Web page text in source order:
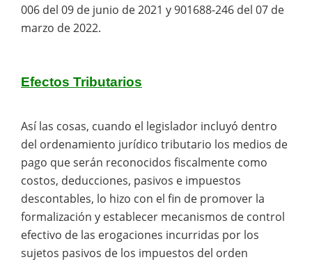
006 del 09 de junio de 2021 y 901688-246 del 07 de
marzo de 2022.
Efectos Tributarios
Así las cosas, cuando el legislador incluyó dentro
del ordenamiento jurídico tributario los medios de
pago que serán reconocidos fiscalmente como
costos, deducciones, pasivos e impuestos
descontables, lo hizo con el fin de promover la
formalización y establecer mecanismos de control
efectivo de las erogaciones incurridas por los
sujetos pasivos de los impuestos del orden